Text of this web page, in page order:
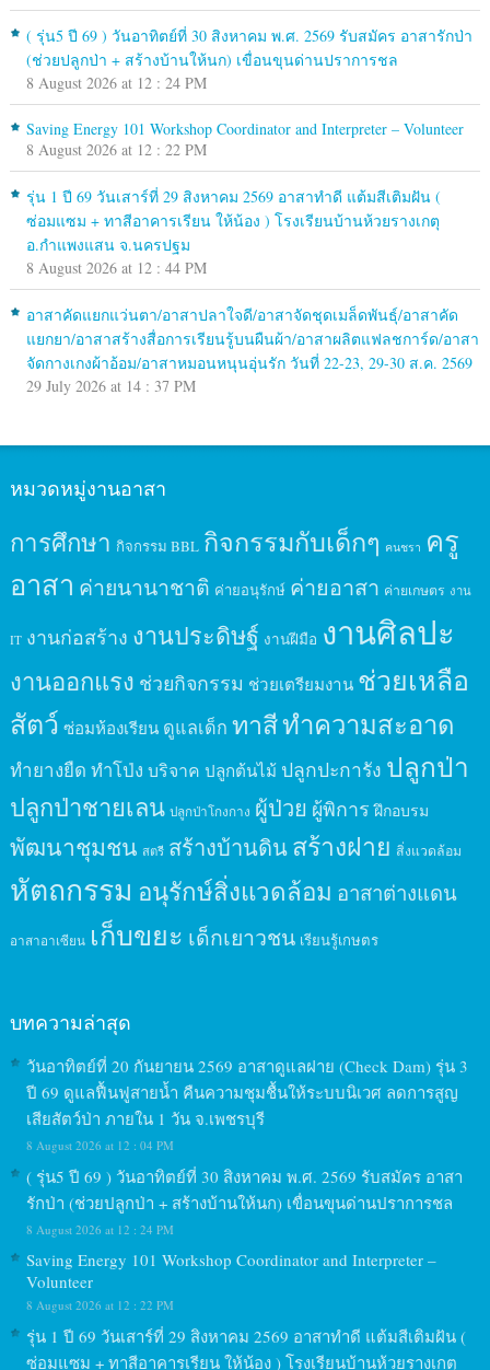
( รุ่น5 ปี 69 ) วันอาทิตย์ที่ 30 สิงหาคม พ.ศ. 2569 รับสมัคร อาสารักป่า
(ช่วยปลูกป่า + สร้างบ้านให้นก) เขื่อนขุนด่านปราการชล
8 August 2026 at 12 : 24 PM
Saving Energy 101 Workshop Coordinator and Interpreter – Volunteer
8 August 2026 at 12 : 22 PM
รุ่น 1 ปี 69 วันเสาร์ที่ 29 สิงหาคม 2569 อาสาทำดี แต้มสีเติมฝัน (
ซ่อมแซม + ทาสีอาคารเรียน ให้น้อง ) โรงเรียนบ้านห้วยรางเกตุ
อ.กำแพงแสน จ.นครปฐม
8 August 2026 at 12 : 44 PM
อาสาคัดแยกแว่นตา/อาสาปลาใจดี/อาสาจัดชุดเมล็ดพันธุ์/อาสาคัด
แยกยา/อาสาสร้างสื่อการเรียนรู้บนผืนผ้า/อาสาผลิตแฟลชการ์ด/อาสา
จัดกางเกงผ้าอ้อม/อาสาหมอนหนุนอุ่นรัก วันที่ 22-23, 29-30 ส.ค. 2569
29 July 2026 at 14 : 37 PM
หมวดหมู่งานอาสา
การศึกษา กิจกรรม BBL กิจกรรมกับเด็กๆ คนชรา ครู
อาสา ค่ายนานาชาติ ค่ายอนุรักษ์ ค่ายอาสา ค่ายเกษตร งาน
IT งานก่อสร้าง งานประดิษฐ์ งานฝีมือ งานศิลปะ
งานออกแรง ช่วยกิจกรรม ช่วยเตรียมงาน ช่วยเหลือ
สัตว์ ซ่อมห้องเรียน ดูแลเด็ก ทาสีทำความสะอาด
ทำยางยืด ทำโป่ง บริจาค ปลูกต้นไม้ ปลูกปะการัง ปลูกป่า
ปลูกป่าชายเลน ปลูกป่าโกงกาง ผู้ป่วย ผู้พิการ ฝึกอบรม
พัฒนาชุมชน สตรี สร้างบ้านดินสร้างฝาย สิ่งแวดล้อม
หัตถกรรม อนุรักษ์สิ่งแวดล้อม อาสาต่างแดน
อาสาอาเซียน เก็บขยะ เด็กเยาวชน เรียนรู้เกษตร
บทความล่าสุด
วันอาทิตย์ที่ 20 กันยายน 2569 อาสาดูแลฝาย (Check Dam) รุ่น 3
ปี 69 ดูแลฟื้นฟูสายน้ำ คืนความชุมชื้นให้ระบบนิเวศ ลดการสูญ
เสียสัตว์ป่า ภายใน 1 วัน จ.เพชรบุรี
8 August 2026 at 12 : 04 PM
( รุ่น5 ปี 69 ) วันอาทิตย์ที่ 30 สิงหาคม พ.ศ. 2569 รับสมัคร อาสา
รักป่า (ช่วยปลูกป่า + สร้างบ้านให้นก) เขื่อนขุนด่านปราการชล
8 August 2026 at 12 : 24 PM
Saving Energy 101 Workshop Coordinator and Interpreter –
Volunteer
8 August 2026 at 12 : 22 PM
รุ่น 1 ปี 69 วันเสาร์ที่ 29 สิงหาคม 2569 อาสาทำดี แต้มสีเติมฝัน (
ซ่อมแซม + ทาสีอาคารเรียน ให้น้อง ) โรงเรียนบ้านห้วยรางเกตุ